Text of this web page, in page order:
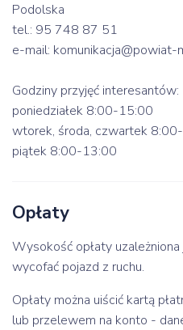
Podolska
tel.: 95 748 87 51
e-mail: komunikacja@powiat-
Godziny przyjęć interesantów:
poniedziałek 8:00-15:00
wtorek, środa, czwartek
piątek 8:00-13:00
Opłaty
Wysokość opłaty
wycofać pojazd z ruchu.
Opłaty można uiścić kartą
lub przelewem na konto -